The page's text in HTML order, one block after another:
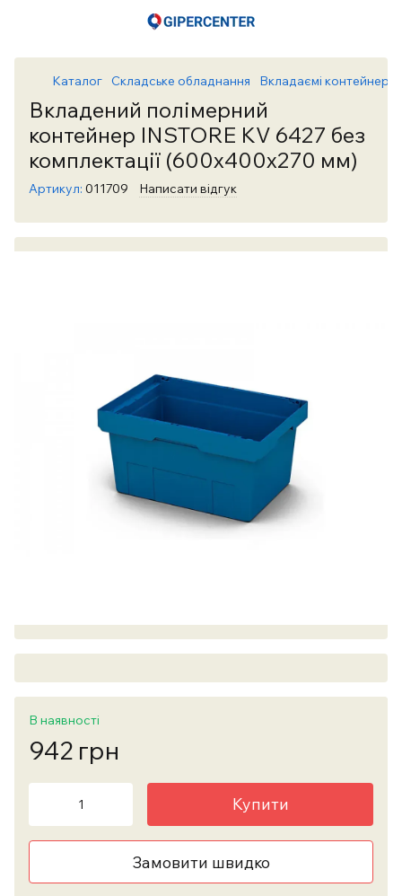
Каталог Складське обладнання Вкладаємі
Вкладений полімерний
контейнер INSTORE KV 6427 без
комплектації (600х400х270 мм)
Артикул: 011709 Написати відгук
В наявності
942 грн
Купити
Замовити швидко